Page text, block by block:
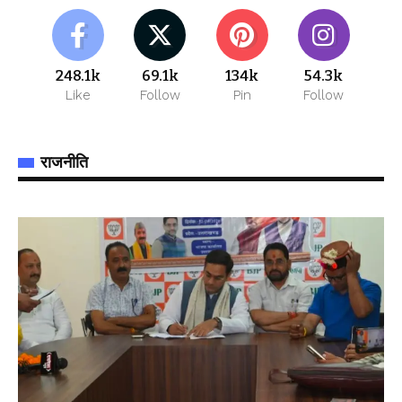
248.1k
Like
69.1k
Follow
134k
Pin
54.3k
Follow
राजनीति